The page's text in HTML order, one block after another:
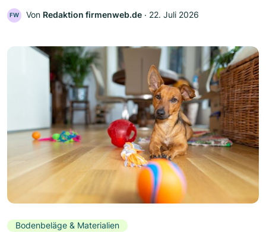
FW Von Redaktion firmenweb.de ‧ 22. Juli 2026
Bodenbeläge & Materialien